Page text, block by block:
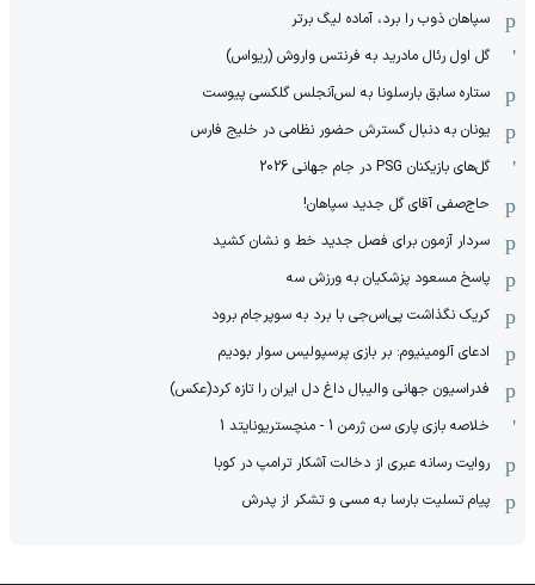
سپاهان ذوب را برد، آماده لیگ برتر
گل اول رئال مادرید به فرنتس واروش (ریواس)
ستاره سابق بارسلونا به لس‌آنجلس گلکسی پیوست
یونان به دنبال گسترش حضور نظامی در خلیج فارس
گل‌های بازیکنان PSG در جام جهانی 2026
حاج‌صفی آقای گل جدید سپاهان!
سردار آزمون برای فصل جدید خط و نشان کشید
پاسخ مسعود پزشکیان به ورزش سه
کریک نگذاشت پی‌اس‌جی با برد به سوپرجام برود
ادعای آلومینیوم: بر بازی پرسپولیس سوار بودیم
فدراسیون جهانی والیبال داغ دل ایران را تازه کرد(عکس)
خلاصه بازی پاری سن ژرمن 1 - منچستریونایتد 1
روایت رسانه عبری از دخالت آشکار ترامپ در کوبا
پیام تسلیت بارسا به مسی و تشکر از پدرش